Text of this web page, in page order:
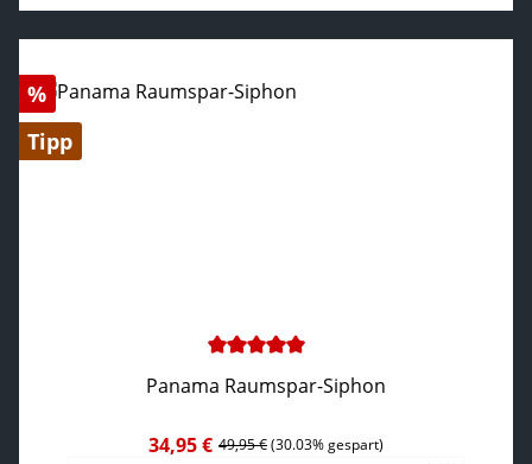
Rabatt
%
Tipp
Durchschnittliche Bewertung von 5 von 5 Sternen
Panama Raumspar-Siphon
Verkaufspreis:34,95 € Regulärer Preis:
49,95 €(30.03% gespart)